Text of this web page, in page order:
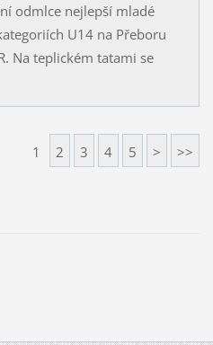
odmlce nejlepší mladé
U14 na Přeboru
Na teplickém tatami se
1 2 3 4 5 > >>